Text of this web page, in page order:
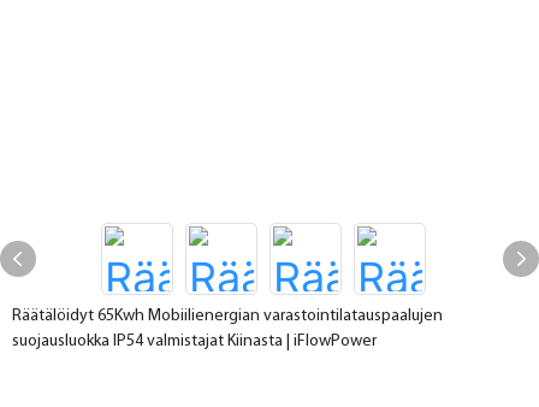
Räätälöidyt 65Kwh Mobiilienergian varastointilatauspaalujen
suojausluokka IP54 valmistajat Kiinasta | iFlowPower